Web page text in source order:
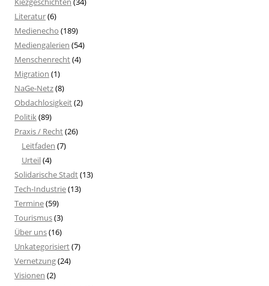
Literatur(6)
Medienecho (189)
Mediengalerien (54)
Menschenrecht(4)
Migration (1)
NaGe-Netz(8)
Obdachlosigkeit(2)
Politik(89)
Praxis / Recht(26)
Leitfaden (7)
Urteil(4)
Solidarische Stadt(13)
Tech-Industrie(13)
Termine(59)
Tourismus(3)
Über uns(16)
Unkategorisiert(7)
Vernetzung(24)
Visionen (2)